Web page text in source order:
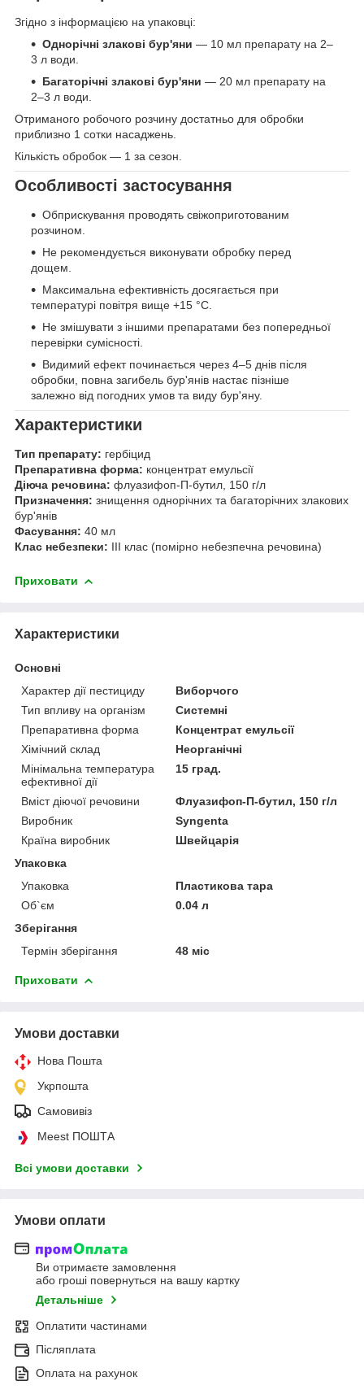
Згідно з інформацією на упаковці:
Однорічні злакові бур'яни — 10 мл препарату на 2–
3 л води.
Багаторічні злакові бур'яни — 20 мл препарату на
2–3 л води.
Отриманого робочого розчину достатньо для обробки
приблизно 1 сотки насаджень.
Кількість обробок — 1 за сезон.
Особливості застосування
Обприскування проводять свіжоприготованим
розчином.
Не рекомендується виконувати обробку перед
дощем.
Максимальна ефективність досягається при
температурі повітря вище +15 °C.
Не змішувати з іншими препаратами без попередньої
перевірки сумісності.
Видимий ефект починається через 4–5 днів після
обробки, повна загибель бур'янів настає пізніше
залежно від погодних умов та виду бур'яну.
Характеристики
Тип препарату: гербіцид
Препаративна форма: концентрат емульсії
Діюча речовина: флуазифоп-П-бутил, 150 г/л
Призначення: знищення однорічних та багаторічних злакових
бур'янів
Фасування: 40 мл
Клас небезпеки: III клас (помірно небезпечна речовина)
Приховати
Характеристики
Основні
Характер дії пестициду
Виборчого
Тип впливу на організм
Системні
Препаративна форма
Концентрат емульсії
Хімічний склад
Неорганічні
Мінімальна температура
ефективної дії
15 град.
Вміст діючої речовини
Флуазифоп-П-бутил, 150 г/л
Виробник
Syngenta
Країна виробник
Швейцарія
Упаковка
Упаковка
Пластикова тара
Об`єм
0.04 л
Зберігання
Термін зберігання
48 міс
Приховати
Умови доставки
Нова Пошта
Укрпошта
Самовивіз
Meest ПОШТА
Всі умови доставки
Умови оплати
Ви отримаєте замовлення
або гроші повернуться на вашу картку
Детальніше
Оплатити частинами
Післяплата
Оплата на рахунок